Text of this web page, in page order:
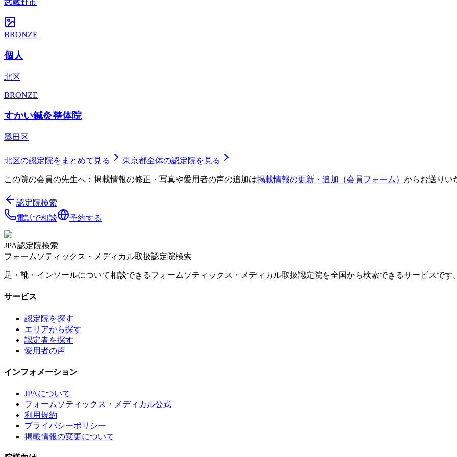
武蔵野市
BRONZE
個人
北区
BRONZE
すかい鍼灸整体院
墨田区
北区の認定院をまとめて見る 東京都全体の認定院を見る
この院の会員の先生へ：掲載情報の修正・写真や愛用者の声の追加は掲載情報の更新・追加（会員フォーム） からお送りい
認定院検索
電話で相談
予約する
JPA認定院検索
フォームソティックス・メディカル取扱認定院検索
足・靴・インソールについて相談できるフォームソティックス・メディカル取扱認定院を全国から検索できるサービスです。
サービス
認定院を探す
エリアから探す
認定者を探す
愛用者の声
インフォメーション
JPAについて
フォームソティックス・メディカル公式
利用規約
プライバシーポリシー
掲載情報の変更について